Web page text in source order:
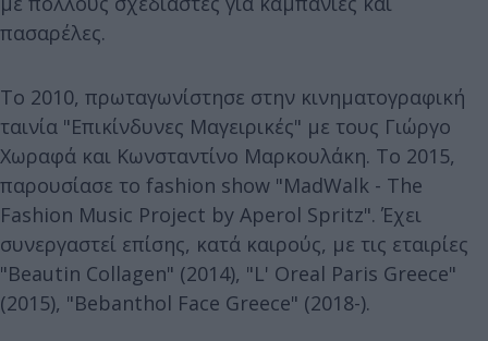
πασαρέλες.
Το 2010, πρωταγωνίστησε στην κινηματογραφική
ταινία "Επικίνδυνες Μαγειρικές" με τους Γιώργο
Χωραφά και Κωνσταντίνο Μαρκουλάκη. Το 2015,
παρουσίασε το fashion show "MadWalk - The
Fashion Music Project by Aperol Spritz". Έχει
συνεργαστεί επίσης, κατά καιρούς, με τις εταιρίες
"Beautin Collagen" (2014), "L' Oreal Paris Greece"
(2015), "Bebanthol Face Greece" (2018-).